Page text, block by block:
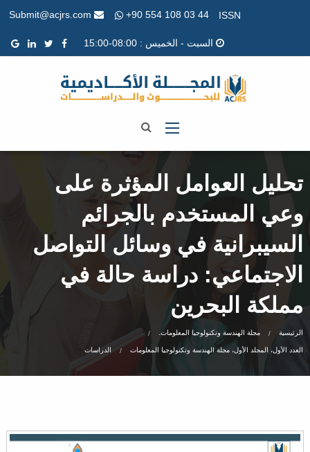
ISSN
+90 554 108 03 44
السبت - الخميس : 08:00-15:00
تحليل العوامل المؤثرة على
وعي المستخدم بالجرائم
السيبرانية في وسائل التواصل
الاجتماعي: دراسة حالة في
مملكة البحرين
الرئيسية مجلة الهندسة وتكنولوجيا المعلومات.
العدد الأول، المجلد الأول، مجلة الهندسة وتكنولوجيا المعلومات الدراسات